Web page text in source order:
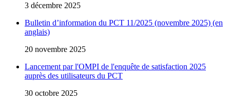
3 décembre 2025
Bulletin d’information du PCT 11/2025 (novembre 2025) (en
anglais)
20 novembre 2025
Lancement par l'OMPI de l'enquête de satisfaction 2025
auprès des utilisateurs du PCT
30 octobre 2025